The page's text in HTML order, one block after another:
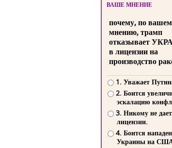
ВАШЕ МНЕНИЕ
почему, по
мнению, трамп
отказывает
в лицензии на
производство
1. Уважает
2. Боится
эскалацию
3. Никому не
лицензии.
4. Боится
Украины на